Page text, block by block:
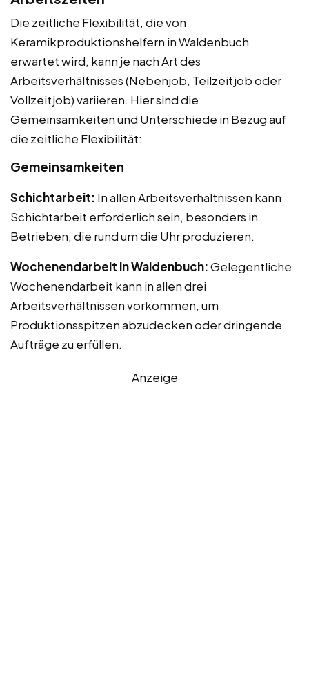
Die zeitliche Flexibilität, die von
Keramikproduktionshelfern in Waldenbuch
erwartet wird, kann je nach Art des
Arbeitsverhältnisses (Nebenjob, Teilzeitjob oder
Vollzeitjob) variieren. Hier sind die
Gemeinsamkeiten und Unterschiede in Bezug auf
die zeitliche Flexibilität:
Gemeinsamkeiten
Schichtarbeit: In allen Arbeitsverhältnissen kann
Schichtarbeit erforderlich sein, besonders in
Betrieben, die rund um die Uhr produzieren.
Wochenendarbeit in Waldenbuch:Gelegentliche
Wochenendarbeit kann in allen drei
Arbeitsverhältnissen vorkommen, um
Produktionsspitzen abzudecken oder dringende
Aufträge zu erfüllen.
Anzeige